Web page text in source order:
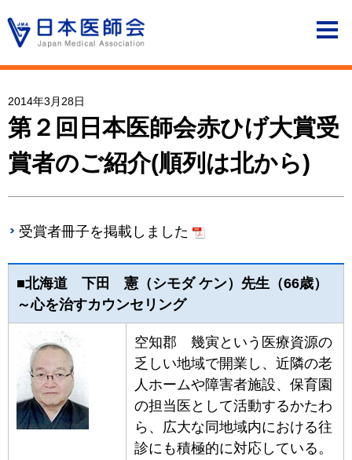
2014年3月28日
第２回日本医師会赤ひげ大賞受
賞者のご紹介(順列は北から)
受賞者冊子を掲載しました
■北海道 下田 憲（シモダ ケン）先生（66歳）
～心を治すカウンセリング
空知郡 幾寅という医療資源の
乏しい地域で開業し、近隣の老
人ホームや障害者施設、保育園
の担当医として活動するかたわ
ら、広大な同地域内における往
診にも積極的に対応している。